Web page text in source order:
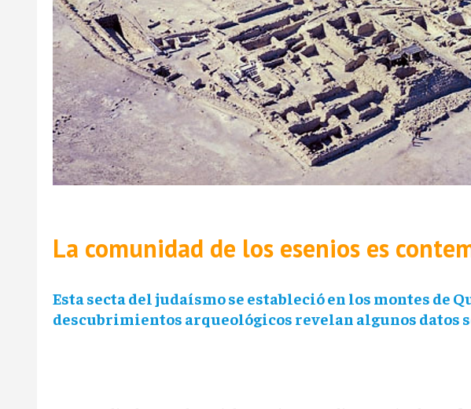
La comunidad de los esenios es
Esta secta del judaísmo se estableció en los montes de
descubrimientos arqueológicos revelan algunos datos